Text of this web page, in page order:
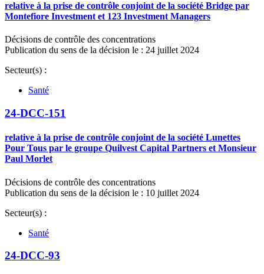
relative à la prise de contrôle conjoint de la société Bridge par
Montefiore Investment et 123 Investment Managers
Décisions de contrôle des concentrations
Publication du sens de la décision le : 24 juillet 2024
Secteur(s) :
Santé
24-DCC-151
relative à la prise de contrôle conjoint de la société Lunettes
Pour Tous par le groupe Quilvest Capital Partners et Monsieur
Paul Morlet
Décisions de contrôle des concentrations
Publication du sens de la décision le : 10 juillet 2024
Secteur(s) :
Santé
24-DCC-93